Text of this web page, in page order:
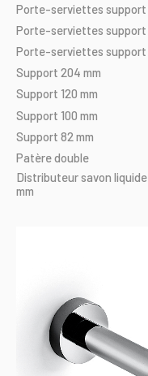
Porte-serviettes support
Porte-serviettes support
Porte-serviettes support
Support 204 mm
Support 120 mm
Support 100 mm
Support 82 mm
Patèredouble
Distributeursavon liquide
mm